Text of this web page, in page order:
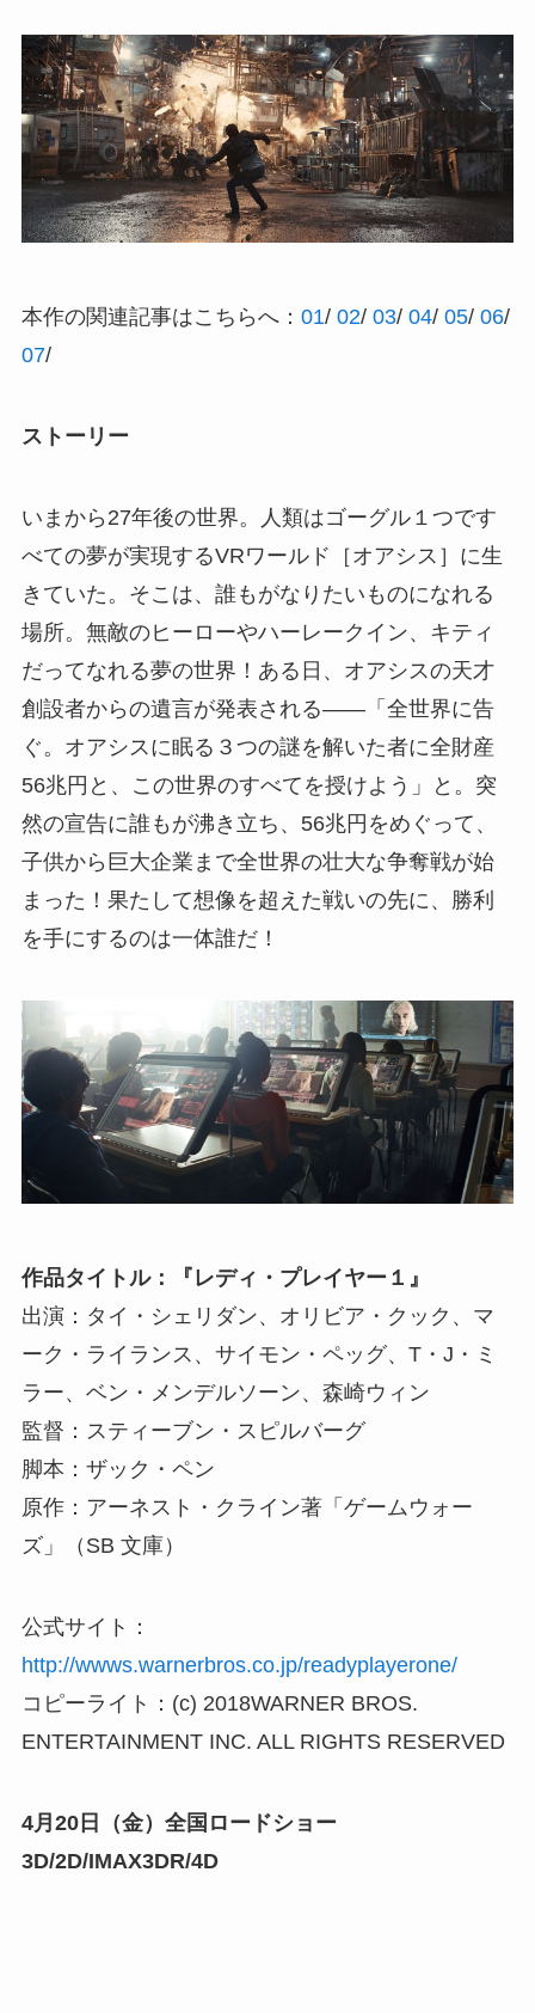
本作の関連記事はこちらへ： 01/ 02/ 03/ 04/ 05/ 06/
07/
ストーリー
いまから27年後の世界。人類はゴーグル１つです
べての夢が実現するVRワールド［オアシス］に生
きていた。そこは、誰もがなりたいものになれる
場所。無敵のヒーローやハーレークイン、キティ
だってなれる夢の世界！ある日、オアシスの天才
創設者からの遺言が発表される――「全世界に告
ぐ。オアシスに眠る３つの謎を解いた者に全財産
56兆円と、この世界のすべてを授けよう」と。突
然の宣告に誰もが沸き立ち、56兆円をめぐって、
子供から巨大企業まで全世界の壮大な争奪戦が始
まった！果たして想像を超えた戦いの先に、勝利
を手にするのは一体誰だ！
作品タイトル：『レディ・プレイヤー１』
出演：タイ・シェリダン、オリビア・クック、マ
ーク・ライランス、サイモン・ペッグ、T・J・ミ
ラー、ベン・メンデルソーン、森崎ウィン
監督：スティーブン・スピルバーグ
脚本：ザック・ペン
原作：アーネスト・クライン著「ゲームウォー
ズ」（SB 文庫）
公式サイト：
http://wwws.warnerbros.co.jp/readyplayerone/
コピーライト：(c) 2018WARNER BROS.
ENTERTAINMENT INC. ALL RIGHTS RESERVED
4月20日（金）全国ロードショー
3D/2D/IMAX3DR/4D